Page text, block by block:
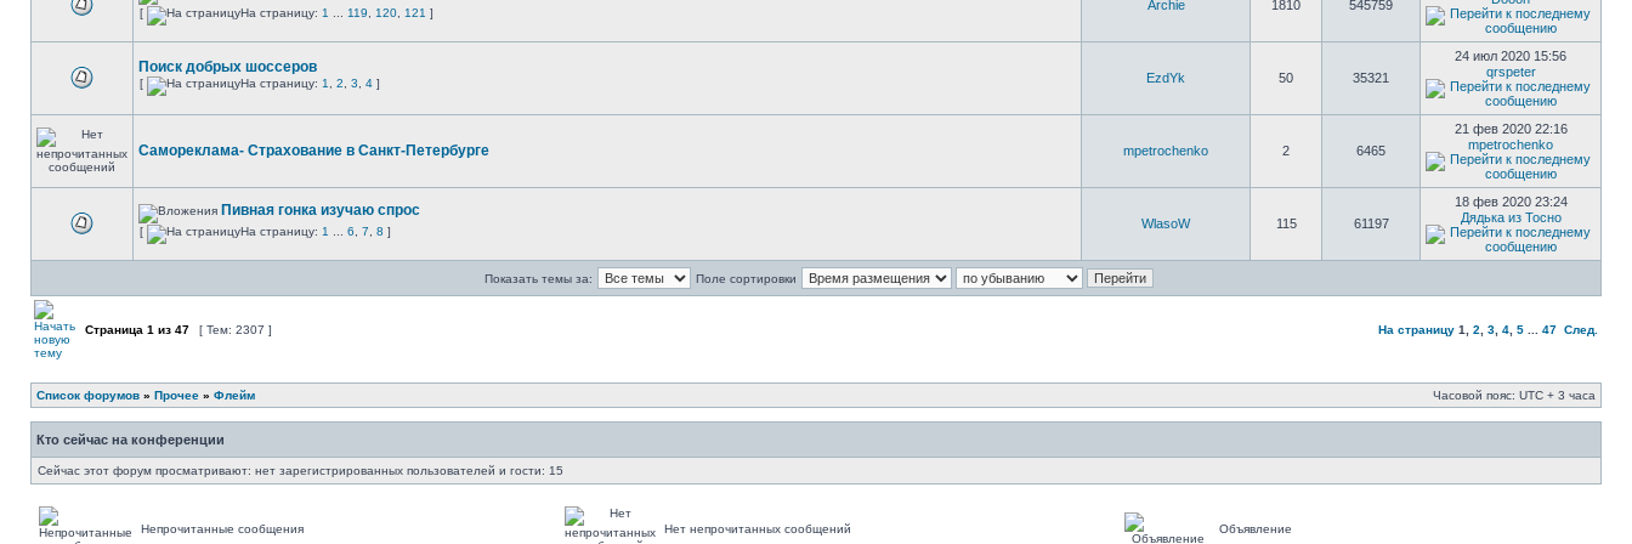
[ На страницу: 1 119 120 121 ]
Archie 1810 545759
Поиск добрых шоссеров
[ На страницу: 1 2 3 4 ] EzdYk 50 35321
24 июл 2020 15:56
qrspeter
Самореклама- Страхование в Санкт-Петербурге mpetrochenko 2 6465
21 фев 2020 22:16
mpetrochenko
Пивная гонка изучаю спрос
[ На страницу: 1 6 7 8 ]
WlasoW 115 61197
18 фев 2020 23:24
Дядька из Тосно
Показать темы за: Поле сортировки
Страница 1 из 47 [ Тем: 2307 ] На страницу 1 2 3 4 5 47 След.
Список форумов » Прочее » Флейм Часовой пояс: UTC + 3 часа
Кто сейчас на конференции
Сейчас этот форум просматривают: нет зарегистрированных пользователей и гости: 15
Непрочитанные сообщения Нет непрочитанных сообщений Объявление